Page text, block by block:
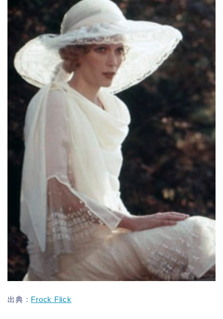
出典： Frock Flick